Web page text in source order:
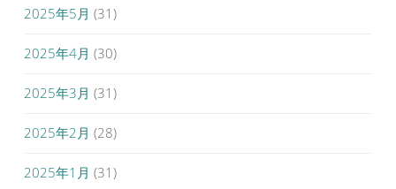
2025年5月 (31)
2025年4月 (30)
2025年3月 (31)
2025年2月 (28)
2025年1月 (31)